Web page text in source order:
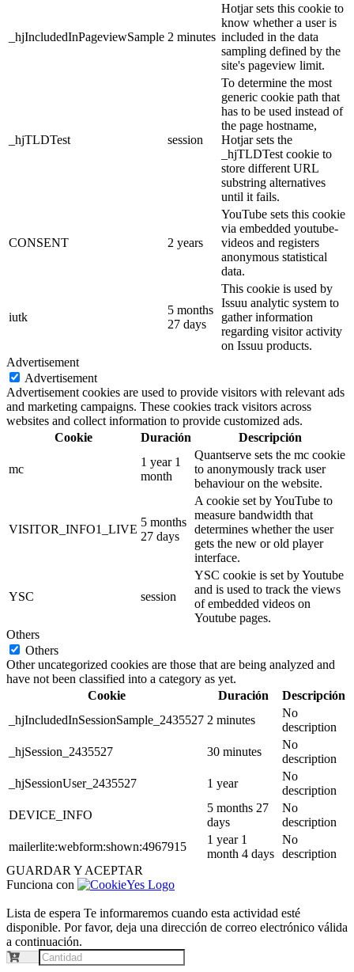
_hjIncludedInPageviewSample 2 minutes
Hotjar sets this cookie to
know whether a user is
included in the data
sampling defined by the
site's pageview limit.
_hjTLDTest session
To determine the most
generic cookie path that
has to be used instead of
the page hostname,
Hotjar sets the
_hjTLDTest cookie to
store different URL
substring alternatives
until it fails.
CONSENT 2 years
YouTube sets this cookie
via embedded youtube-
videos and registers
anonymous statistical
data.
iutk
5 months
27 days
This cookie is used by
Issuu analytic system to
gather information
regarding visitor activity
on Issuu products.
Advertisement
Advertisement
Advertisement cookies are used to provide visitors with relevant ads
and marketing campaigns. These cookies track visitors across
websites and collect information to provide customized ads.
Cookie
Duración Descripción
mc
1 year 1
month
Quantserve sets the mc cookie
to anonymously track user
behaviour on the website.
VISITOR_INFO1_LIVE
5 months
27 days
A cookie set by YouTube to
measure bandwidth that
determines whether the user
gets the new or old player
interface.
YSC session
YSC cookie is set by Youtube
and is used to track the views
of embedded videos on
Youtube pages.
Others
Others
Other uncategorized cookies are those that are being analyzed and
have not been classified into a category as yet.
Cookie
Duración
Descripción
_hjIncludedInSessionSample_2435527 2 minutes
No
description
_hjSession_2435527
30 minutes
No
description
_hjSessionUser_2435527
1 year
No
description
DEVICE_INFO
5 months 27
days
No
description
mailerlite:webform:shown:4967915
1 year 1
month 4 days
No
description
GUARDAR Y ACEPTAR
Funciona con
Lista de espera Te informaremos cuando esta actividad esté
disponible. Por favor, deja una dirección de correo electrónico válida
a continuación.